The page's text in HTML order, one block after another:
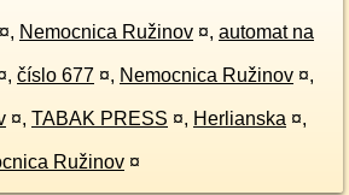
¤, Nemocnica Ružinov ¤, automat na
, číslo 677 ¤, Nemocnica Ružinov ¤,
¤, TABAK PRESS ¤, Herlianska ¤,
Ružinov ¤